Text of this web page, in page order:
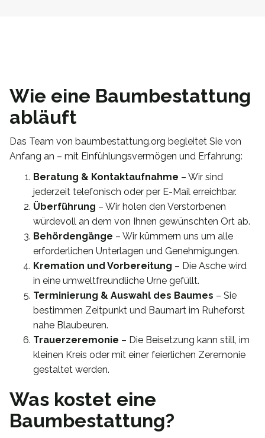
Wie eine Baumbestattung
abläuft
Das Team von baumbestattung.org begleitet Sie von
Anfang an – mit Einfühlungsvermögen und Erfahrung:
Beratung & Kontaktaufnahme – Wir sind
jederzeit telefonisch oder per E-Mail erreichbar.
Überführung – Wir holen den Verstorbenen
würdevoll an dem von Ihnen gewünschten Ort ab.
Behördengänge – Wir kümmern uns um alle
erforderlichen Unterlagen und Genehmigungen.
Kremation und Vorbereitung – Die Asche wird
in eine umweltfreundliche Urne gefüllt.
Terminierung & Auswahl des Baumes – Sie
bestimmen Zeitpunkt und Baumart im Ruheforst
nahe Blaubeuren.
Trauerzeremonie – Die Beisetzung kann still, im
kleinen Kreis oder mit einer feierlichen Zeremonie
gestaltet werden.
Was kostet eine
Baumbestattung?